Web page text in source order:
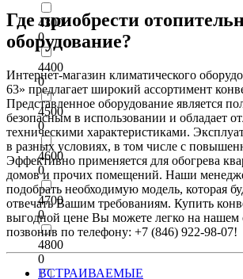
4300
0
4400
0
4500
0
4600
0
4700
0
4800
0
Где приобрести
оборудование?
Интернет-магазин климатического
63» предлагает широкий ассортимент
Представленное оборудование является
безопасным в использовании и обладает
техническими характеристиками.
в разных условиях, в том числе с
Эффективно применяется для обогрева
домов и прочих помещений. Наши
подобрать необходимую модель, которая
отвечать Вашим требованиям. Купить
выгодной цене Вы можете легко на нашем
позвонив по телефону: +7 (846) 922-98-07!
ВСТРАИВАЕМЫЕ